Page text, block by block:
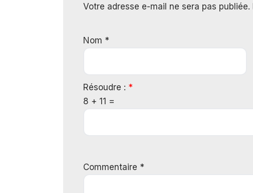
Votre adresse e-mail ne sera pas publiée.
Nom *
Résoudre : *
8 + 11 =
Commentaire *